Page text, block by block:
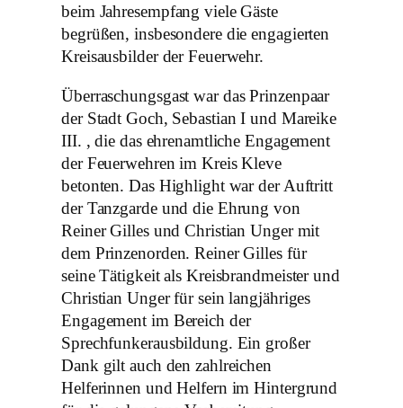
beim Jahresempfang viele Gäste
begrüßen, insbesondere die engagierten
Kreisausbilder der Feuerwehr.
Überraschungsgast war das Prinzenpaar
der Stadt Goch, Sebastian I und Mareike
III. , die das ehrenamtliche Engagement
der Feuerwehren im Kreis Kleve
betonten. Das Highlight war der Auftritt
der Tanzgarde und die Ehrung von
Reiner Gilles und Christian Unger mit
dem Prinzenorden. Reiner Gilles für
seine Tätigkeit als Kreisbrandmeister und
Christian Unger für sein langjähriges
Engagement im Bereich der
Sprechfunkerausbildung. Ein großer
Dank gilt auch den zahlreichen
Helferinnen und Helfern im Hintergrund